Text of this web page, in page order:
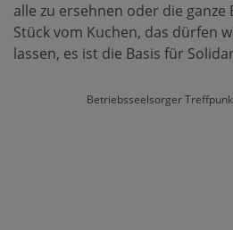
alle zu ersehnen oder die
Stück vom Kuchen, das dürfen
lassen, es ist die Basis für
Betriebsseelsorger